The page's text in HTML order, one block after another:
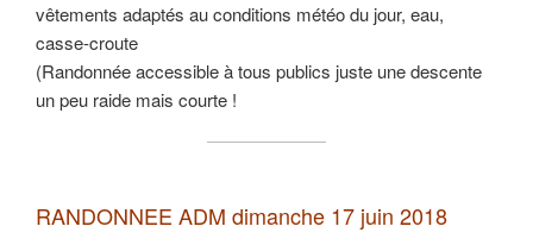
vêtements adaptés au conditions météo du jour, eau,
casse-croute
(Randonnée accessible à tous publics juste une descente
un peu raide mais courte !
RANDONNEE ADM dimanche 17 juin 2018